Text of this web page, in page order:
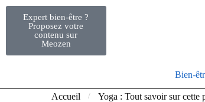
Expert bien-être ?
Proposez votre
contenu sur
Meozen
Bien-
Accueil / Yoga : Tout savoir sur cette